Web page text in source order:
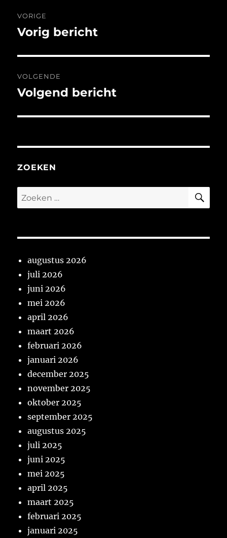
navigatie
VORIGE
Vorig
Vorig bericht
VOLGENDE
Volgend
Volgend bericht
ZOEKEN
Zoeken
naar:
augustus 2026
juli 2026
juni 2026
mei 2026
april 2026
maart 2026
februari 2026
januari 2026
december 2025
november 2025
oktober 2025
september 2025
augustus 2025
juli 2025
juni 2025
mei 2025
april 2025
maart 2025
februari 2025
januari 2025